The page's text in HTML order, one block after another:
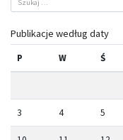
Publikacje według daty
P W Ś
3 4 5